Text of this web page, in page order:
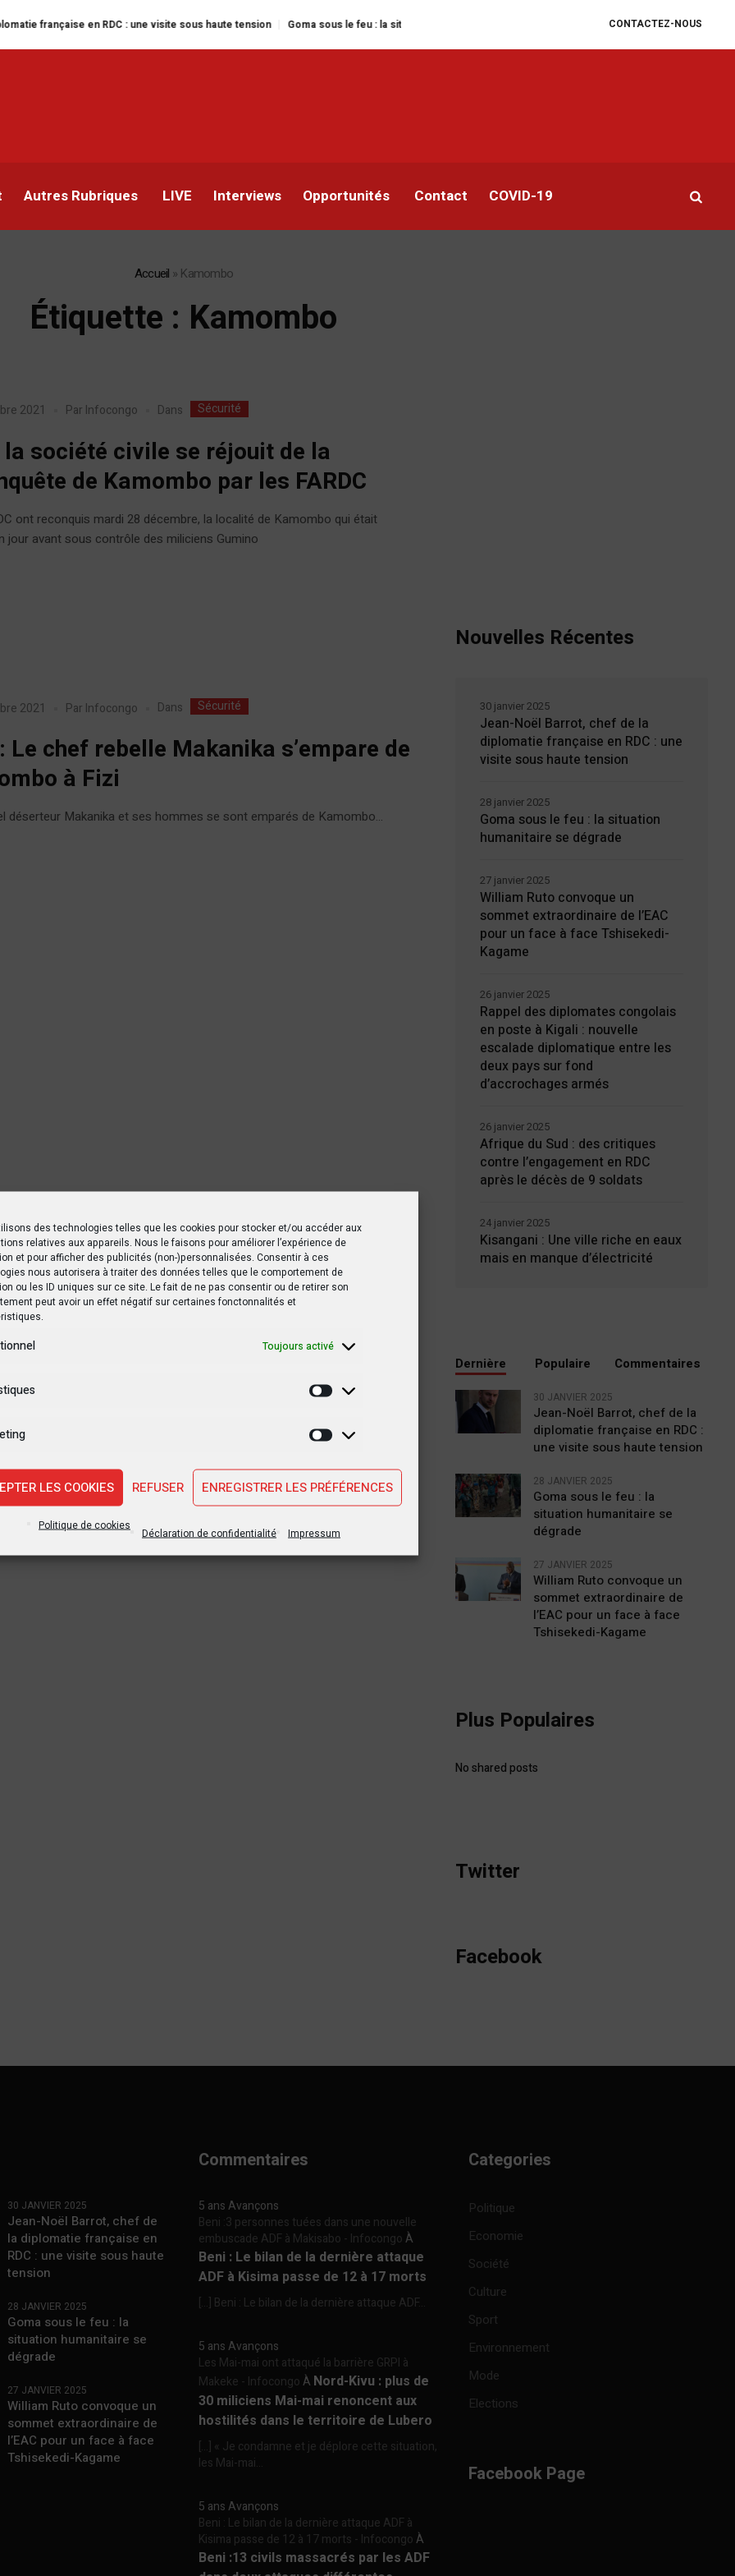
des technologies telles que les cookies pour stocker et/ou accéder aux
relatives aux appareils. Nous le faisons pour améliorer l’expérience de
et pour afficher des publicités (non-)personnalisées. Consentir à ces
nous autorisera à traiter des données telles que le comportement de
ou les ID uniques sur ce site. Le fait de ne pas consentir ou de retirer son
peut avoir un effet négatif sur certaines fonctonnalités et
Toujours activé
Statistiques
Marketing
LES COOKIES REFUSER ENREGISTRER LES PRÉFÉRENCES
Politique de cookies
Déclaration de confidentialité Impressum
CONTACTEZ-NOUS
en RDC : une visite sous haute tension Goma sous le feu : la situation humanitaire se dégrade William Ruto convoque un sommet
Autres Rubriques LIVE Interviews Opportunités Contact COVID-19
Accueil » Kamombo
Étiquette : Kamombo
2021 Par Infocongo Dans Sécurité
société civile se réjouit de la
de Kamombo par les FARDC
ont reconquis mardi 28 décembre, la localité de Kamombo qui était
jour avant sous contrôle des miliciens Gumino
2021 Par Infocongo Dans Sécurité
Le chef rebelle Makanika s’empare de
à Fizi
déserteur Makanika et ses hommes se sont emparés de Kamombo...
Nouvelles Récentes
Jean-Noël Barrot, chef de la
diplomatie française en RDC : une
visite sous haute tension
30 janvier 2025
Goma sous le feu : la situation
humanitaire se dégrade
28 janvier 2025
William Ruto convoque un
sommet extraordinaire de l’EAC
pour un face à face Tshisekedi-
Kagame
27 janvier 2025
Rappel des diplomates congolais
en poste à Kigali : nouvelle
escalade diplomatique entre les
deux pays sur fond
d’accrochages armés
26 janvier 2025
Afrique du Sud : des critiques
contre l’engagement en RDC
après le décès de 9 soldats
26 janvier 2025
Kisangani : Une ville riche en eaux
mais en manque d’électricité
24 janvier 2025
Dernière Populaire Commentaires
30 JANVIER 2025
Jean-Noël Barrot, chef de la
diplomatie française en RDC :
une visite sous haute tension
28 JANVIER 2025
Goma sous le feu : la
situation humanitaire se
dégrade
27 JANVIER 2025
William Ruto convoque un
sommet extraordinaire de
l’EAC pour un face à face
Tshisekedi-Kagame
Plus Populaires
No shared posts
Twitter
Facebook
30 JANVIER 2025
Jean-Noël Barrot, chef de
la diplomatie française en
RDC : une visite sous haute
tension
28 JANVIER 2025
Goma sous le feu : la
situation humanitaire se
dégrade
27 JANVIER 2025
William Ruto convoque un
sommet extraordinaire de
l’EAC pour un face à face
Tshisekedi-Kagame
Commentaires
5 ans Avançons
Beni :3 personnes tuées dans une nouvelle
embuscade ADF à Makisabo - InfocongoÀ
Beni : Le bilan de la dernière attaque
ADF à Kisima passe de 12 à 17 morts
[…] Beni : Le bilan de la dernière attaque ADF...
5 ans Avançons
Les Mai-mai ont attaqué la barrière GRPI à
Makeke - InfocongoÀ Nord-Kivu : plus de
30 miliciens Mai-mai renoncent aux
hostilités dans le territoire de Lubero
[…] « Je condamne et je déplore cette situation,
les Mai-mai...
5 ans Avançons
Beni : Le bilan de la dernière attaque ADF à
Kisima passe de 12 à 17 morts - InfocongoÀ
Beni :13 civils massacrés par les ADF
Categories
Politique
Economie
Société
Culture
Sport
Environnement
Mode
Elections
Facebook Page